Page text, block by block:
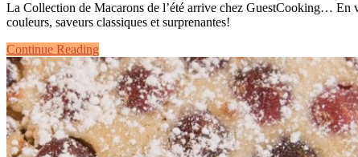
La Collection de Macarons de l’été arrive chez GuestCooking…
couleurs, saveurs classiques et surprenantes!
Continue Reading